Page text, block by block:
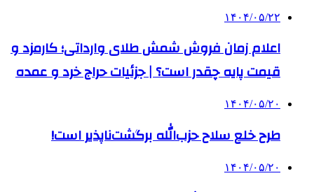
۱۴۰۴/۰۵/۲۲
اعلام زمان فروش شمش طلای وارداتی؛ کارمزد و
قیمت پایه چقدر است؟ | جزئیات حراج خرد و عمده
۱۴۰۴/۰۵/۲۰
طرح خلع سلاح حزب‌الله برگشت‌ناپذیر است!
۱۴۰۴/۰۵/۲۰